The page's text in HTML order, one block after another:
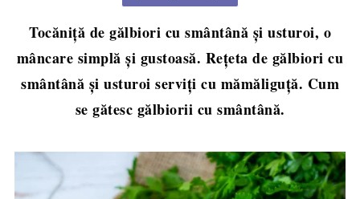
Tocăniță de gălbiori cu smântână și usturoi, o
mâncare simplă și gustoasă. Rețeta de gălbiori cu
smântână și usturoi serviți cu mămăliguță. Cum
se gătesc gălbiorii cu smântână.